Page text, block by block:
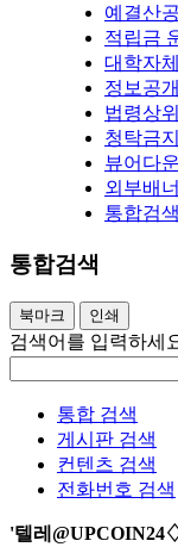
예결산
적립금
대학자
정보공개
법령상
청탁금
뷰어다
외부배
통합검색
통합검색
북마크 인쇄
검색어를 입력하세
통합 검색
게시판 검색
컨텐츠 검색
전화번호 검색
'텔레